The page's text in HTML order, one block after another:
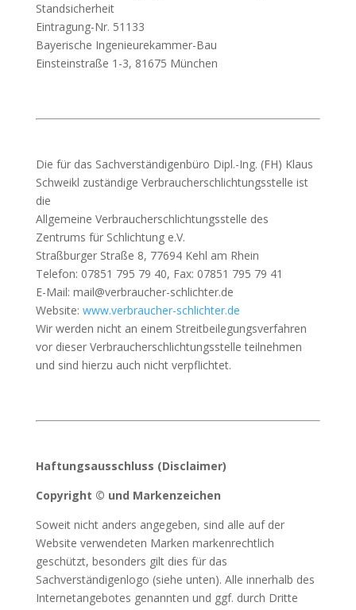
Standsicherheit
Eintragung-Nr. 51133
Bayerische Ingenieurekammer-Bau
Einsteinstraße 1-3, 81675 München
Die für das Sachverständigenbüro Dipl.-Ing. (FH) Klaus
Schweikl zuständige Verbraucherschlichtungsstelle ist
die
Allgemeine Verbraucherschlichtungsstelle des
Zentrums für Schlichtung e.V.
Straßburger Straße 8, 77694 Kehl am Rhein
Telefon: 07851 795 79 40, Fax: 07851 795 79 41
E-Mail: mail@verbraucher-schlichter.de
Website: www.verbraucher-schlichter.de
Wir werden nicht an einem Streitbeilegungsverfahren
vor dieser Verbraucherschlichtungsstelle teilnehmen
und sind hierzu auch nicht verpflichtet.
Haftungsausschluss (Disclaimer)
Copyright © und Markenzeichen
Soweit nicht anders angegeben, sind alle auf der
Website verwendeten Marken markenrechtlich
geschützt, besonders gilt dies für das
Sachverständigenlogo (siehe unten). Alle innerhalb des
Internetangebotes genannten und ggf. durch Dritte